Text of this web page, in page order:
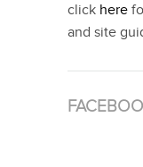
click here
and site